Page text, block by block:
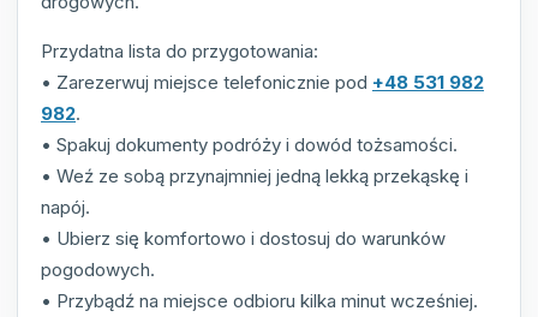
Przydatna lista do przygotowania:
• Zarezerwuj miejsce telefonicznie pod +48 531 982
982.
• Spakuj dokumenty podróży i dowód tożsamości.
• Weź ze sobą przynajmniej jedną lekką przekąskę i
napój.
• Ubierz się komfortowo i dostosuj do warunków
pogodowych.
• Przybądź na miejsce odbioru kilka minut wcześniej.